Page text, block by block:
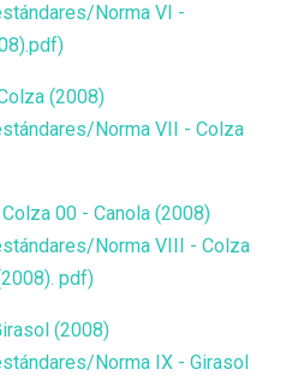
Norma VI -
(2008)
Norma VII - Colza
00 - Canola (2008)
Norma VIII - Colza
pdf)
(2008)
Norma IX - Girasol